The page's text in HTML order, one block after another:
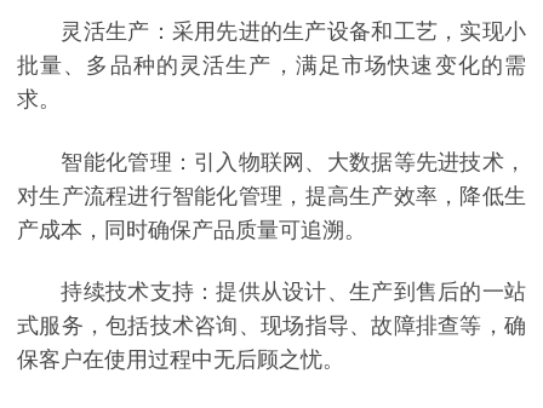
灵活生产：采用先进的生产设备和工艺，实现小
批量、多品种的灵活生产，满足市场快速变化的需
求。
智能化管理：引入物联网、大数据等先进技术，
对生产流程进行智能化管理，提高生产效率，降低生
产成本，同时确保产品质量可追溯。
持续技术支持：提供从设计、生产到售后的一站
式服务，包括技术咨询、现场指导、故障排查等，确
保客户在使用过程中无后顾之忧。